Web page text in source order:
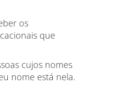
os
que
cujos nomes
nome está nela.